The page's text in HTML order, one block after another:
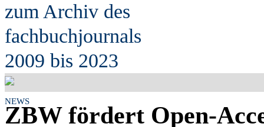
zum Archiv des
fachbuchjournals
2009 bis 2023
NEWS
ZBW fördert Open-